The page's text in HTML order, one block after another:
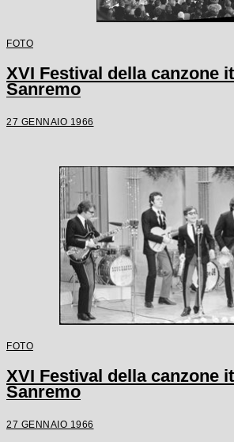
FOTO
XVI Festival della canzone
Sanremo
27 GENNAIO 1966
FOTO
XVI Festival della canzone
Sanremo
27 GENNAIO 1966